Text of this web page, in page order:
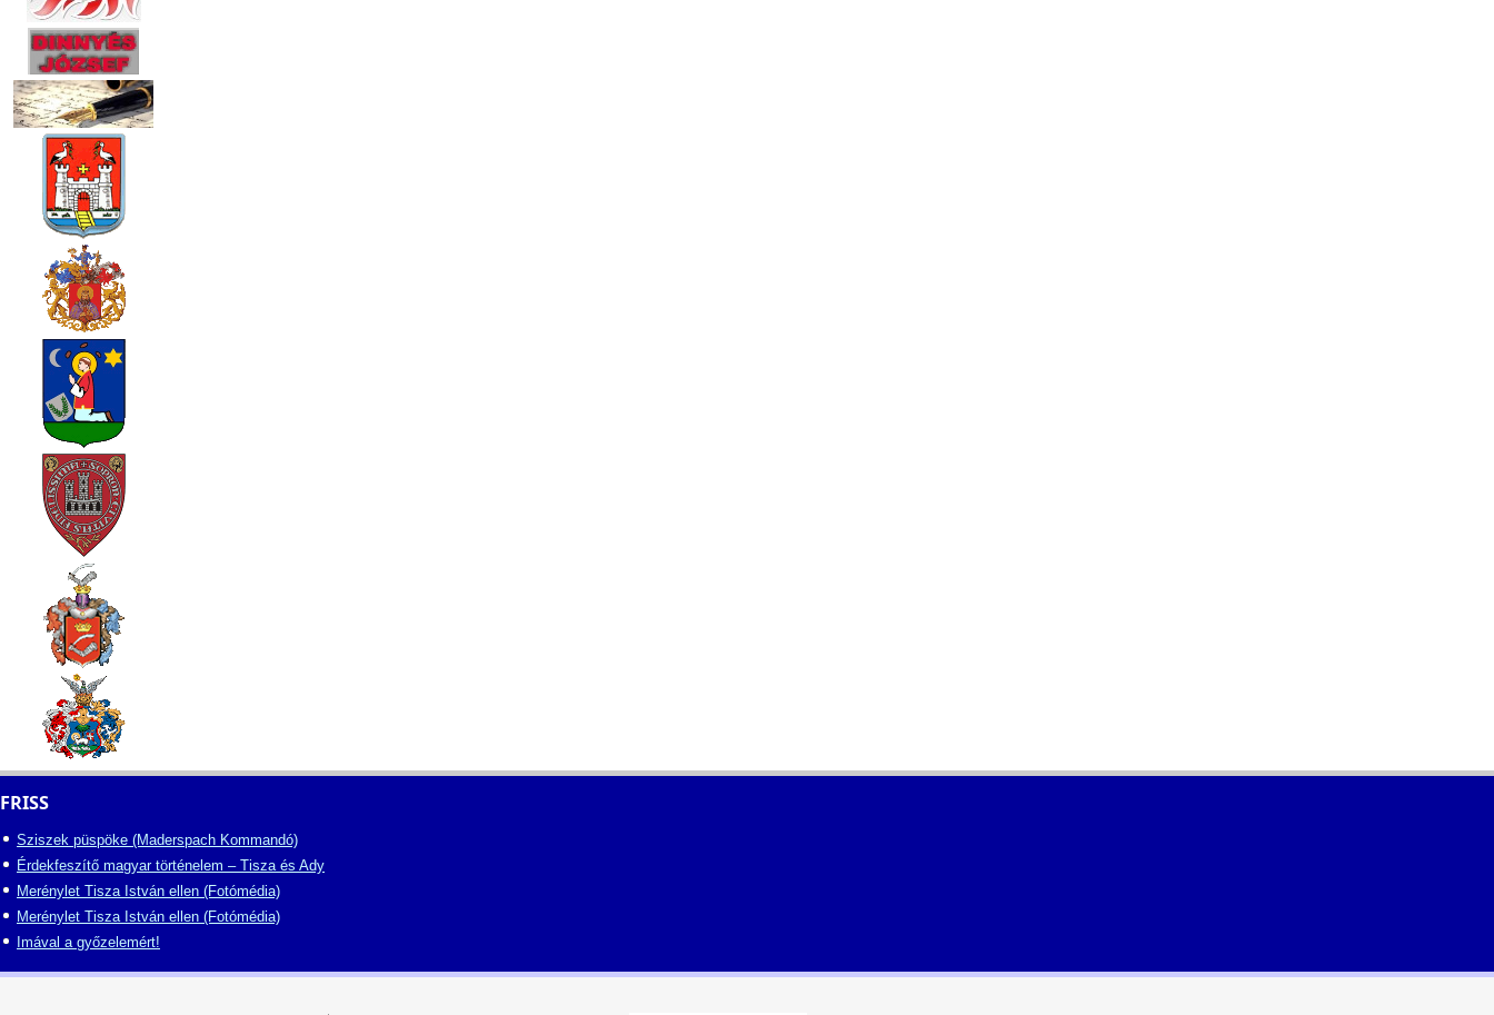
FRISS
Sziszek püspöke (Maderspach Kommandó)
Érdekfeszítő magyar történelem – Tisza és Ady
Merénylet Tisza István ellen (Fotómédia)
Merénylet Tisza István ellen (Fotómédia)
Imával a győzelemért!